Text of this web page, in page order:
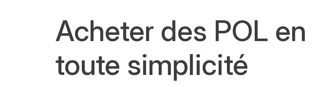
Acheter des POL en
toute simplicité